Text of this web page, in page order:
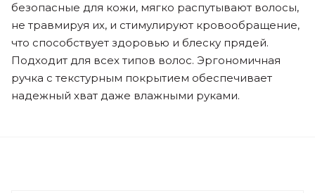
безопасные для кожи, мягко распутывают волосы,
не травмируя их, и стимулируют кровообращение,
что способствует здоровью и блеску прядей.
Подходит для всех типов волос. Эргономичная
ручка с текстурным покрытием обеспечивает
надежный хват даже влажными руками.